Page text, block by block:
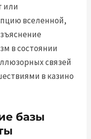
или
вселенной,
в состоянии
связей
в казино
базы